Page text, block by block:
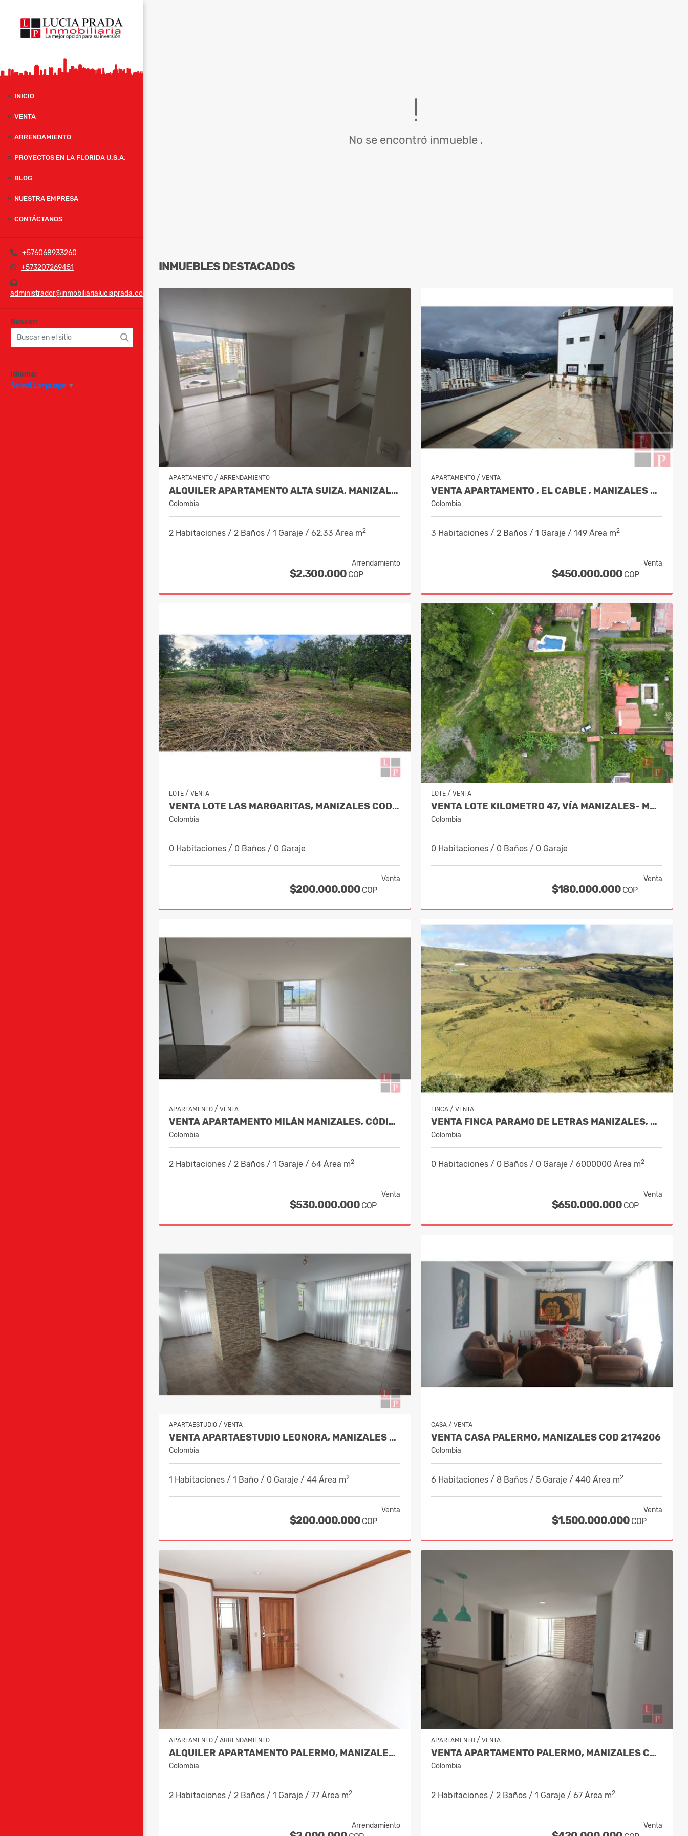
INICIO
VENTA
ARRENDAMIENTO
PROYECTOS EN LA FLORIDA U.S.A.
BLOG
NUESTRA EMPRESA
CONTÁCTANOS
+576068933260
+573207269451
administrador@inmobiliarialuciaprada.com
Buscar:
Idioma:
Select Language ▼
No se encontró inmueble .
INMUEBLESDESTACADOS
APARTAMENTO / ARRENDAMIENTO
ALQUILER APARTAMENTO ALTA SUIZA, MANIZALES COD.10214251
Colombia
2 Habitaciones / 2 Baños / 1 Garaje / 62.33 Área m2
Arrendamiento
$2.300.000 COP
APARTAMENTO / VENTA
VENTA APARTAMENTO , EL CABLE , MANIZALES COD 7391574
Colombia
3 Habitaciones / 2 Baños / 1 Garaje / 149 Área m2
Venta
$450.000.000 COP
LOTE / VENTA
VENTA LOTE LAS MARGARITAS, MANIZALES COD 9895767
Colombia
0 Habitaciones / 0 Baños / 0 Garaje
Venta
$200.000.000 COP
LOTE / VENTA
VENTA LOTE KILOMETRO 47, VÍA MANIZALES- MEDELLÍN COD 10018895
Colombia
0 Habitaciones / 0 Baños / 0 Garaje
Venta
$180.000.000 COP
APARTAMENTO / VENTA
VENTA APARTAMENTO MILÁN MANIZALES, CÓDIGO 9314742
Colombia
2 Habitaciones / 2 Baños / 1 Garaje / 64 Área m2
Venta
$530.000.000 COP
FINCA / VENTA
VENTA FINCA PARAMO DE LETRAS MANIZALES, COD 4209791
Colombia
0 Habitaciones / 0 Baños / 0 Garaje / 6000000 Área m2
Venta
$650.000.000 COP
APARTAESTUDIO / VENTA
VENTA APARTAESTUDIO LEONORA, MANIZALES COD 10248410
Colombia
1 Habitaciones / 1 Baño / 0 Garaje / 44 Área m2
Venta
$200.000.000 COP
CASA / VENTA
VENTA CASA PALERMO, MANIZALES COD 2174206
Colombia
6 Habitaciones / 8 Baños / 5 Garaje / 440 Área m2
Venta
$1.500.000.000 COP
APARTAMENTO / ARRENDAMIENTO
ALQUILER APARTAMENTO PALERMO, MANIZALES COD 10043571
Colombia
2 Habitaciones / 2 Baños / 1 Garaje / 77 Área m2
Arrendamiento
APARTAMENTO / VENTA
VENTA APARTAMENTO PALERMO, MANIZALES COD. 10068662
Colombia
2 Habitaciones / 2 Baños / 1 Garaje / 67 Área m2
Venta